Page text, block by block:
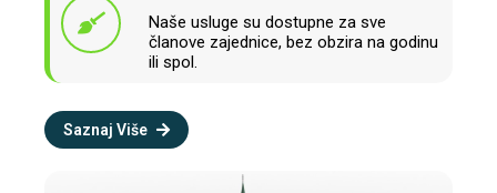
Naše usluge su dostupne za sve
članove zajednice, bez obzira na godinu
ili spol.
Saznaj Više